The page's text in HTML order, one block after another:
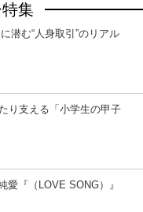
集
潜む“人身取引”のリアル
り支える「小学生の甲子
愛『（LOVE SONG）』